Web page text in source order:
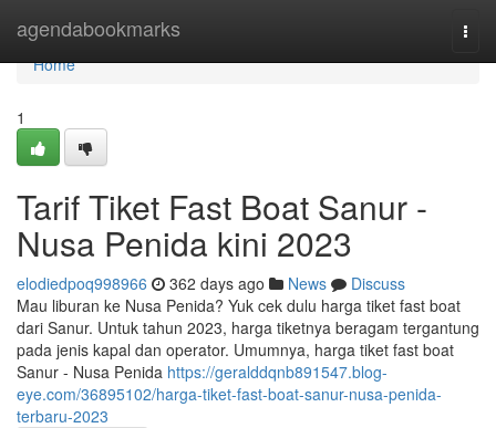
agendabookmarks
Home
Home
1
Tarif Tiket Fast Boat Sanur -
Nusa Penida kini 2023
elodiedpoq998966 362 days ago News
Discuss
Mau liburan ke Nusa Penida? Yuk cek dulu harga tiket fast boat
dari Sanur. Untuk tahun 2023, harga tiketnya beragam tergantung
pada jenis kapal dan operator. Umumnya, harga tiket fast boat
Sanur - Nusa Penida https://geralddqnb891547.blog-
eye.com/36895102/harga-tiket-fast-boat-sanur-nusa-penida-
terbaru-2023